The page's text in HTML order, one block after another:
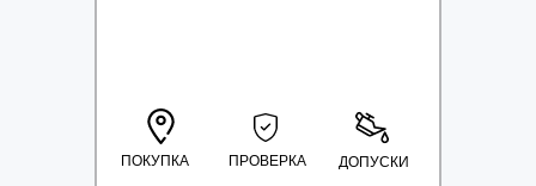
ПОКУПКА ПРОВЕРКА ДОПУСКИ